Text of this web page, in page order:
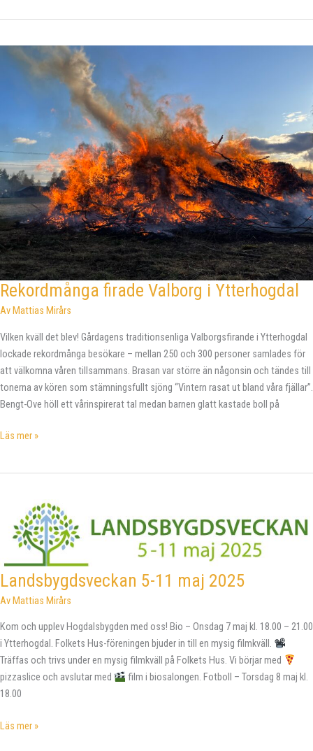
28/8,
Rekordmånga firade Valborg i Ytterhogdal
AvMattias Mirårs
Vilken kväll det blev! Gårdagens traditionsenliga Valborgsfirande i Ytterhogdal
lockade rekordmånga besökare – mellan 250 och 300 personer samlades för
att välkomna våren tillsammans. Brasan var större än någonsin och tändes till
tonerna av kören som stämningsfullt sjöng “Vintern rasat ut bland våra fjällar”.
Bengt-Ove höll ett vårinspirerat tal medan barnen glatt kastade boll på
Rekordmånga
Ytterhogdal
Läs mer »
Landsbygdsveckan 5-11 maj 2025
AvMattias Mirårs
Kom och upplev Hogdalsbygden med oss! Bio – Onsdag 7 maj kl. 18.00 – 21.00
i Ytterhogdal. Folkets Hus-föreningen bjuder in till en mysig filmkväll.
Träffas och trivs under en mysig filmkväll på Folkets Hus. Vi börjar med
pizzaslice och avslutar med
film i biosalongen. Fotboll – Torsdag 8 maj kl.
18.00
Landsbygdsveckan
Läs mer »